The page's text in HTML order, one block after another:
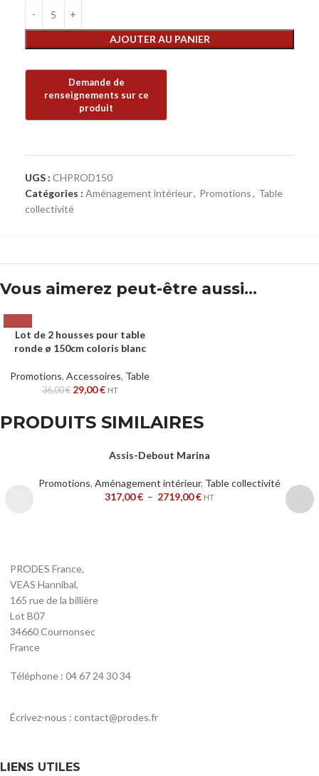
AJOUTER AU PANIER
UGS : CHPROD150
Catégories : Aménagement intérieur, Promotions, Table
collectivité
Vous aimerez peut-être aussi…
Lot de 2 housses pour table
ronde ø 150cm coloris blanc
Promotions, Accessoires, Table
36,00€ 29,00€ HT
PRODUITS SIMILAIRES
Assis-Debout Marina
Promotions, Aménagement intérieur, Table collectivité
317,00€ – 2719,00€ HT
PRODES France,
VEAS Hannibal,
165 rue de la billière
Lot B07
34660 Cournonsec
France
Téléphone : 04 67 24 30 34
Écrivez-nous : contact@prodes.fr
LIENS UTILES